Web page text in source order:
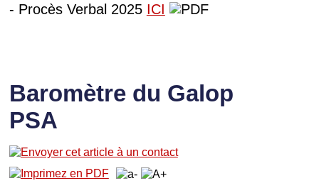
- Procès Verbal 2025 ICI
Baromètre du Galop
PSA